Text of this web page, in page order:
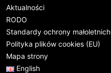
Aktualności
RODO
Standardy ochrony małoletnich
Polityka plików cookies (EU)
Mapa strony
English